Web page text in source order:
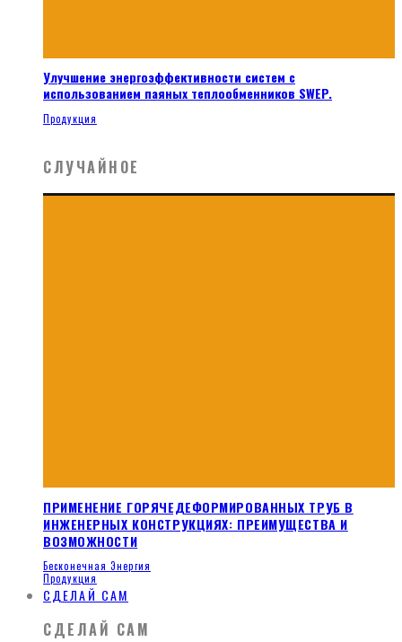
Улучшение энергоэффективности систем с
использованием паяных теплообменников SWEP.
Продукция
СЛУЧАЙНОЕ
ПРИМЕНЕНИЕ ГОРЯЧЕДЕФОРМИРОВАННЫХ ТРУБ В
ИНЖЕНЕРНЫХ КОНСТРУКЦИЯХ: ПРЕИМУЩЕСТВА И
ВОЗМОЖНОСТИ
Бесконечная Энергия
Продукция
СДЕЛАЙ САМ
СДЕЛАЙ САМ